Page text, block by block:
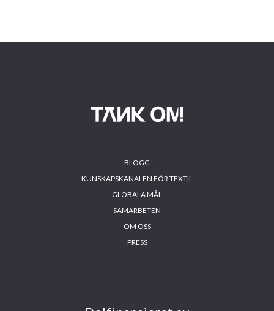
BLOGG
KUNSKAPSKANALEN FÖR TEXTIL
GLOBALA MÅL
SAMARBETEN
OM OSS
PRESS